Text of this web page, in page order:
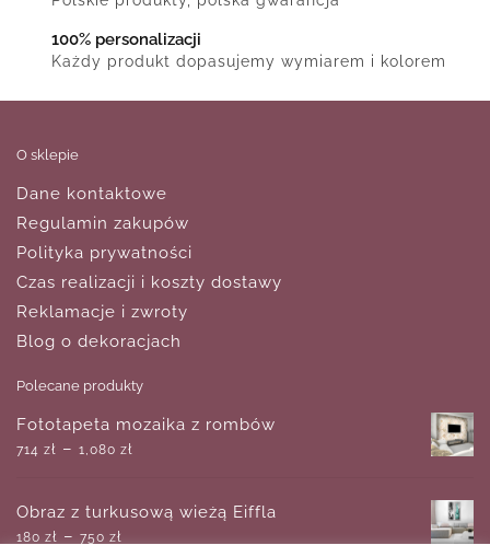
100% personalizacji
Każdy produkt dopasujemy wymiarem i kolorem
O sklepie
Dane kontaktowe
Regulamin zakupów
Polityka prywatności
Czas realizacji i koszty dostawy
Reklamacje i zwroty
Blog o dekoracjach
Polecane produkty
Fototapeta mozaika z rombów
714 zł – 1,080 zł
Obraz z turkusową wieżą Eiffla
180 zł – 750 zł